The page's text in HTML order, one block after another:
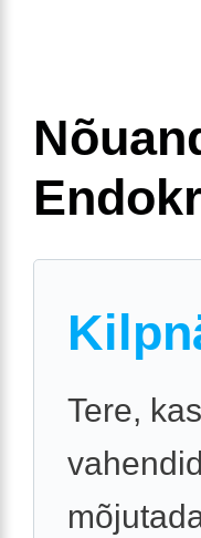
Tere,